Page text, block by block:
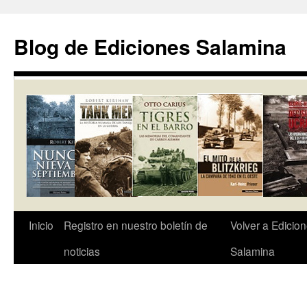
contenido
Blog de Ediciones Salamina
Inicio
Registro en nuestro boletín de
noticias
Volver a
Salamina